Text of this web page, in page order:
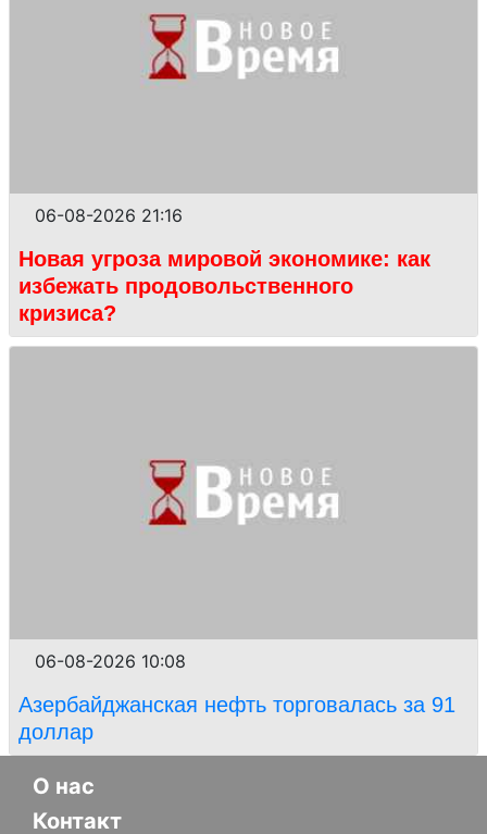
06-08-2026 21:16
Новая угроза мировой экономике: как
избежать продовольственного
кризиса?
06-08-2026 10:08
Азербайджанская нефть торговалась за 91
доллар
О нас
Контакт